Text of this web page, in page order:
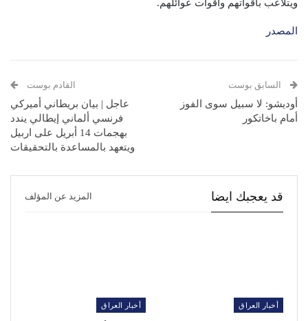
ويتلاعب باقواتهم واقوات عوائلهم.
المصدر
السابق بوست
أوديشو: لا سبيل سوى الفوز
أمام باخاتكور
القادم بوست
عاجل | بيان بريطاني أميركي
فرنسي ألماني إيطالي يندد
بهجمات 14 أبريل على اربيل
ويتعهد بالمساعدة بالتحقيقات
قد يعجبك ايضا المزيد عن المؤلف
أخبار العراق أخبار العراق